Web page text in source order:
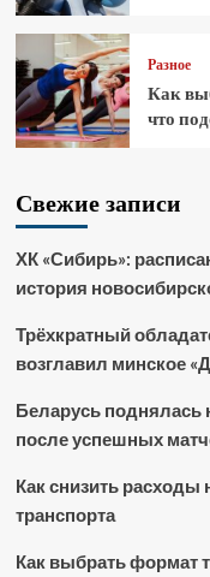
Разное
Как
что
Свежие записи
ХК «Сибирь»:
история
Трёхкратный
возглавил минское
Беларусь поднялась
после успешных
Как снизить расходы
транспорта
Как выбрать формат